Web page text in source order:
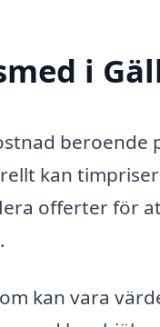
i
kan
offerter för
kan vara